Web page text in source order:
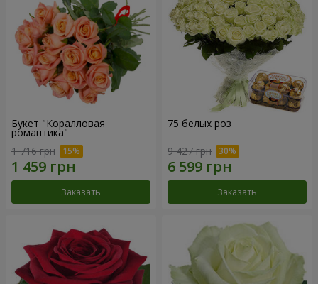
Букет "Коралловая
романтика"
1 716 грн
Заказать
75 белых роз
9 427 грн
Заказать